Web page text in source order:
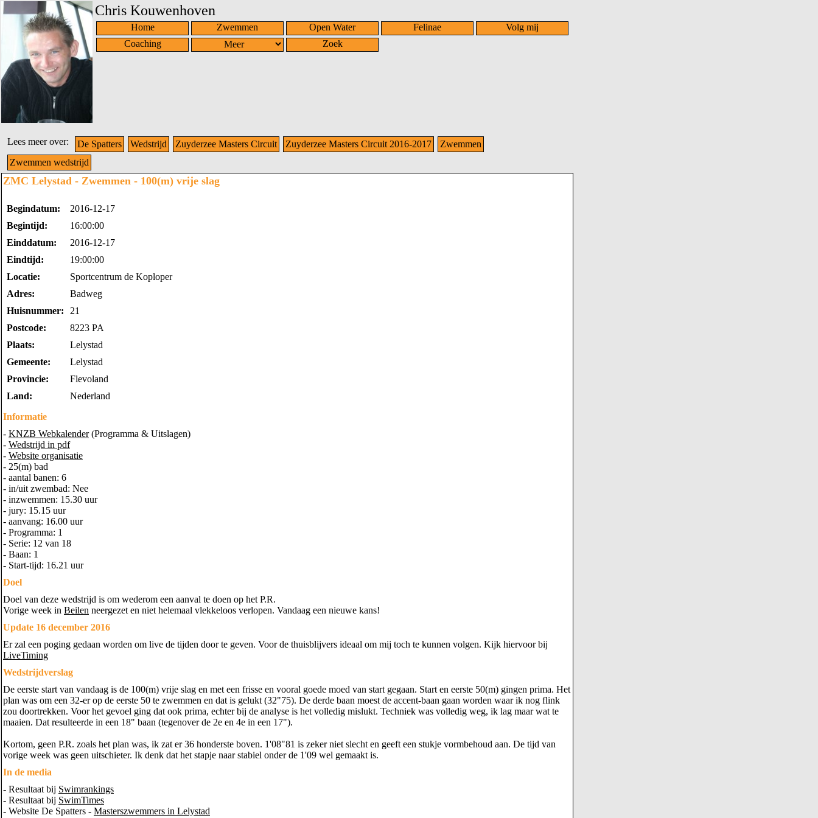
Chris Kouwenhoven
Home Zwemmen Open Water Felinae
Volg mij
Coaching
Zoek
Lees meer over: De Spatters Wedstrijd Zuyderzee Masters Circuit Zuyderzee Masters Circuit 2016-2017
Zwemmen
Zwemmen wedstrijd
ZMC Lelystad - Zwemmen - 100(m) vrije slag
Begindatum:
2016-12-17
Begintijd:
16:00:00
Einddatum:
2016-12-17
Eindtijd:
19:00:00
Locatie:
Sportcentrum de Koploper
Adres:
Badweg
Huisnummer:
21
Postcode:
8223 PA
Plaats:
Lelystad
Gemeente:
Lelystad
Provincie:
Flevoland
Land:
Nederland
Informatie
- KNZB Webkalender(Programma & Uitslagen)
- Wedstrijd in pdf
- Website organisatie
- 25(m) bad
- aantal banen: 6
- in/uit zwembad: Nee
- inzwemmen: 15.30 uur
- jury: 15.15 uur
- aanvang: 16.00 uur
- Programma: 1
- Serie: 12 van 18
- Baan: 1
- Start-tijd: 16.21 uur
Doel
Doel van deze wedstrijd is om wederom een aanval te doen op het P.R.
Vorige week in Beilen neergezet en niet helemaal vlekkeloos verlopen. Vandaag een nieuwe kans!
Update 16 december 2016
Er zal een poging gedaan worden om live de tijden door te geven. Voor de thuisblijvers ideaal om mij toch te kunnen volgen. Kijk hiervoor bij
LiveTiming
Wedstrijdverslag
De eerste start van vandaag is de 100(m) vrije slag en met een frisse en vooral goede moed van start gegaan. Start en eerste 50(m) gingen prima. Het
plan was om een 32-er op de eerste 50 te zwemmen en dat is gelukt (32"75). De derde baan moest de accent-baan gaan worden waar ik nog flink
zou doortrekken. Voor het gevoel ging dat ook prima, echter bij de analyse is het volledig mislukt. Techniek was volledig weg, ik lag maar wat te
maaien. Dat resulteerde in een 18" baan (tegenover de 2e en 4e in een 17").
Kortom, geen P.R. zoals het plan was, ik zat er 36 honderste boven. 1'08"81 is zeker niet slecht en geeft een stukje vormbehoud aan. De tijd van
vorige week was geen uitschieter. Ik denk dat het stapje naar stabiel onder de 1'09 wel gemaakt is.
In de media
- Resultaat bij Swimrankings
- Resultaat bij SwimTimes
- Website De Spatters - Masterszwemmers in Lelystad